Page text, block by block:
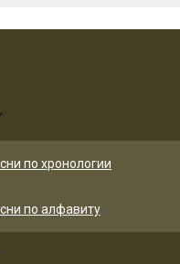
по хронологии
по алфавиту